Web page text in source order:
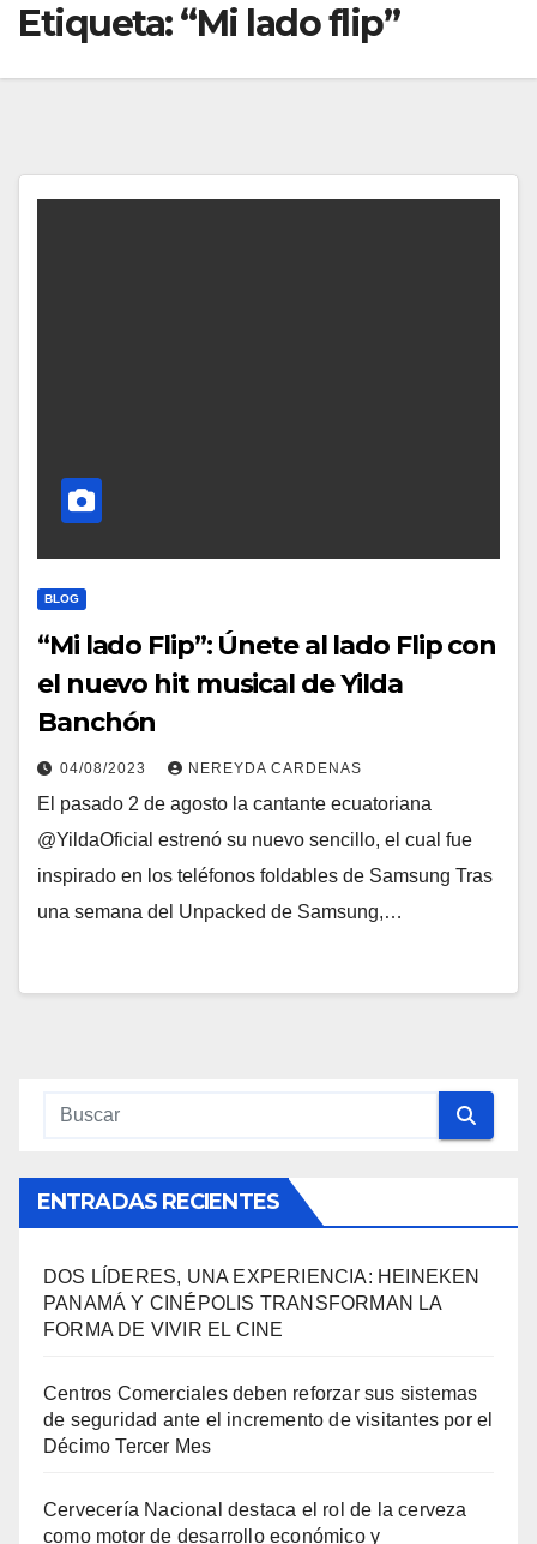
Etiqueta:“Mi lado flip”
BLOG
“Mi lado Flip”: Únete al lado Flip con
el nuevo hit musical de Yilda
Banchón
04/08/2023 NEREYDA CARDENAS
El pasado 2 de agosto la cantante ecuatoriana
@YildaOficial estrenó su nuevo sencillo, el cual fue
inspirado en los teléfonos foldables de Samsung Tras
una semana del Unpacked de Samsung,…
ENTRADAS RECIENTES
DOS LÍDERES, UNA EXPERIENCIA: HEINEKEN
PANAMÁ Y CINÉPOLIS TRANSFORMAN LA
FORMA DE VIVIR EL CINE
Centros Comerciales deben reforzar sus sistemas
de seguridad ante el incremento de visitantes por el
Décimo Tercer Mes
Cervecería Nacional destaca el rol de la cerveza
como motor de desarrollo económico y